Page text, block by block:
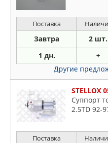
Поставка
Завтра 2 шт.
1 дн. +
Другие
STELLOX
Суппорт
2.5TD 92-
Поставка